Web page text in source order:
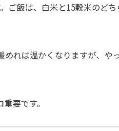
ご飯は、白米と15穀米のど
めれば温かくなりますが、や
要です。